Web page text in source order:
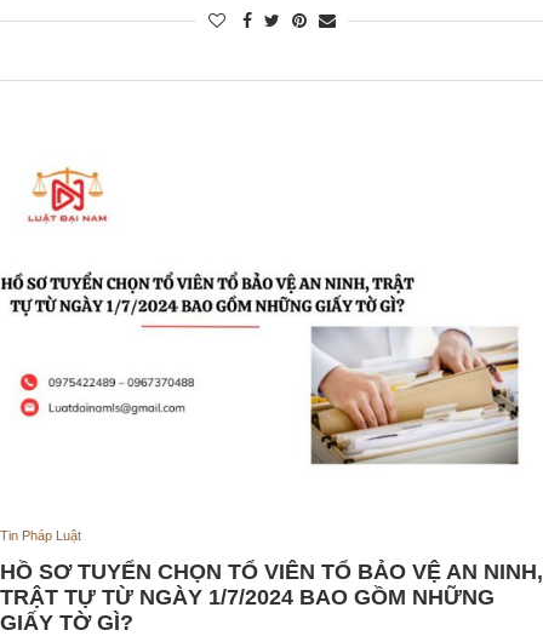
Tin Pháp Luật
HỒ SƠ TUYỂN CHỌN TỔ VIÊN TỔ BẢO VỆ AN NINH,
TRẬT TỰ TỪ NGÀY 1/7/2024 BAO GỒM NHỮNG
GIẤY TỜ GÌ?